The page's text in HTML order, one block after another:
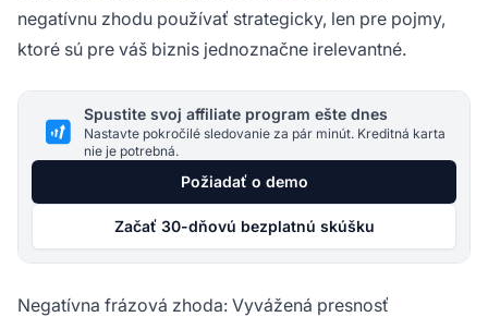
negatívnu zhodu používať strategicky, len pre pojmy,
ktoré sú pre váš biznis jednoznačne irelevantné.
Spustite svoj affiliate program ešte dnes
Nastavte pokročilé sledovanie za pár minút. Kreditná karta
nie je potrebná.
Požiadať o demo
Začať 30-dňovú bezplatnú skúšku
Negatívna frázová zhoda: Vyvážená presnosť